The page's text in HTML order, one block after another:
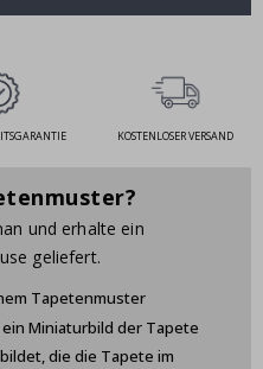
KOSTENLOSER VERSAND
und erhalte ein
geliefert.
Tapetenmuster
Miniaturbild der Tapete
die die Tapete im